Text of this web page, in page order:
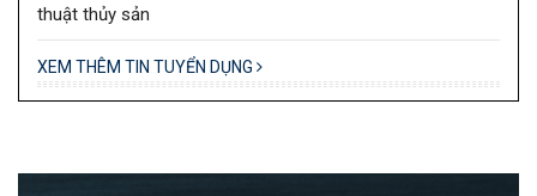
thuật thủy sản
XEM THÊM TIN TUYỂN DỤNG